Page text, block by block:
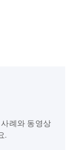
례와 동영상
.